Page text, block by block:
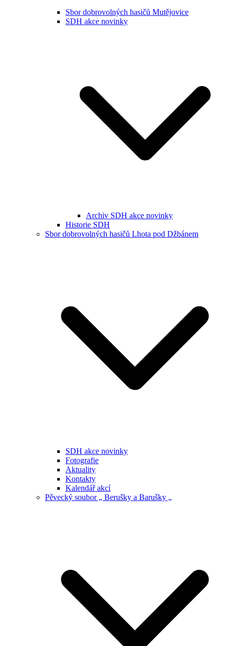
Sbor dobrovolných hasičů Mutějovice
SDH akce novinky
Archiv SDH akce novinky
Historie SDH
Sbor dobrovolných hasičů Lhota pod Džbánem
SDH akce novinky
Fotografie
Aktuality
Kontakty
Kalendář akcí
Pěvecký soubor „ Berušky a Barušky „